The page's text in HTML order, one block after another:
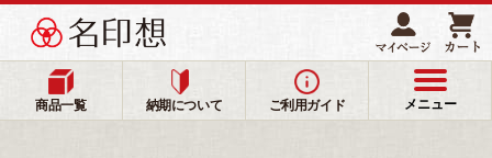
商品一覧 納期について ご利用ガイド メニュー